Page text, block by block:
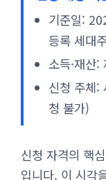
기준일:
등록 세대
소득·재산:
신청 주체:
청 불가)
신청 자격의 핵
입니다. 이 시각